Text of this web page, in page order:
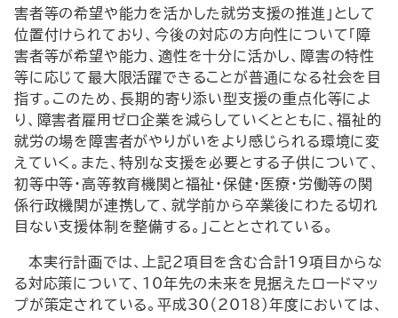
害者等の希望や能力を活かした就労支援の推進」として
位置付けられており、今後の対応の方向性について「障
害者等が希望や能力、適性を十分に活かし、障害の特性
等に応じて最大限活躍できることが普通になる社会を目
指す。このため、長期的寄り添い型支援の重点化等によ
り、障害者雇用ゼロ企業を減らしていくとともに、福祉的
就労の場を障害者がやりがいをより感じられる環境に変
えていく。また、特別な支援を必要とする子供について、
初等中等・高等教育機関と福祉・保健・医療・労働等の関
係行政機関が連携して、就学前から卒業後にわたる切れ
目ない支援体制を整備する。」こととされている。
本実行計画では、上記２項目を含む合計19項目からな
る対応策について、10年先の未来を見据えたロードマッ
プが策定されている。平成30（2018）年度においては、